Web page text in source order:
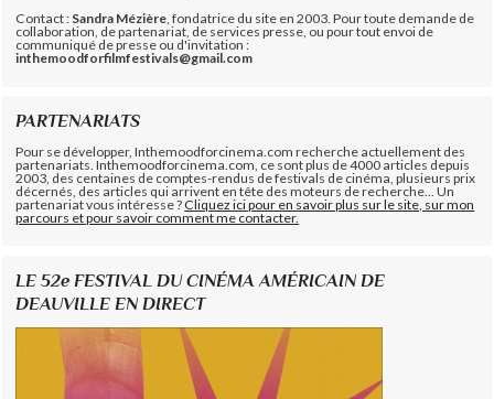
Contact : Sandra Mézière , fondatrice du site en 2003. Pour toute demande de
collaboration, de partenariat, de services presse, ou pour tout envoi de
communiqué de presse ou d'invitation :
inthemoodforfilmfestivals@gmail.com
PARTENARIATS
Pour se développer, Inthemoodforcinema.com recherche actuellement des
partenariats. Inthemoodforcinema.com, ce sont plus de 4000 articles depuis
2003, des centaines de comptes-rendus de festivals de cinéma, plusieurs prix
décernés, des articles qui arrivent en tête des moteurs de recherche... Un
partenariat vous intéresse ?Cliquez ici pour en savoir plus sur le site, sur mon
parcours et pour savoir comment me contacter.
LE 52e FESTIVAL DU CINÉMA AMÉRICAIN DE
DEAUVILLE EN DIRECT